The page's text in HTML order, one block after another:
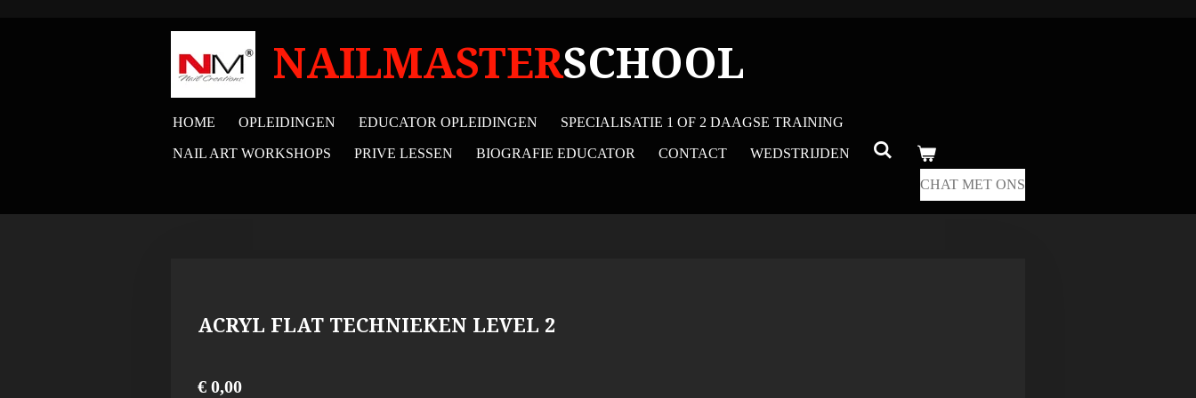
NAILMASTERSCHOOL
HOME OPLEIDINGEN EDUCATOR OPLEIDINGEN SPECIALISATIE 1 OF 2 DAAGSE TRAINING
NAIL ART WORKSHOPS PRIVE LESSEN BIOGRAFIE EDUCATOR CONTACT WEDSTRIJDEN
CHAT MET ONS
ACRYL FLAT TECHNIEKEN LEVEL 2
€ 0,00